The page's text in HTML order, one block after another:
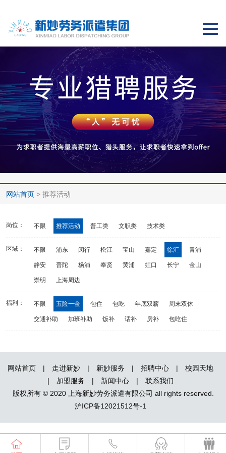
切
网站首页 > 推荐活动
岗位： 不限 推荐活动 普工类 文职类 技术类
区域： 不限 浦东 闵行 松江 宝山 嘉定 徐汇 青浦
静安 普陀 杨浦 奉贤 黄浦 虹口 长宁 金山
崇明 上海周边
福利： 不限 五险一金 包住 包吃 年底双薪 周末双休
交通补助 加班补助 饭补 话补 房补 包吃住
网站首页 | 走进新妙 | 新妙服务 | 招聘中心 |
校园天地
|
加盟服务 | 新闻中心 |
联系我们
版权所有 © 2020 上海新妙劳务派遣有限公司 all rights reserved.
沪ICP备12021512号-1